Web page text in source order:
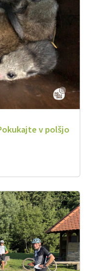
v polšjo